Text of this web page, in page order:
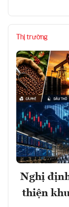
Thị trường
Nghị
thiện